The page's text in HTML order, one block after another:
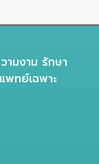
ามงาม รักษา
พทย์เฉพาะ